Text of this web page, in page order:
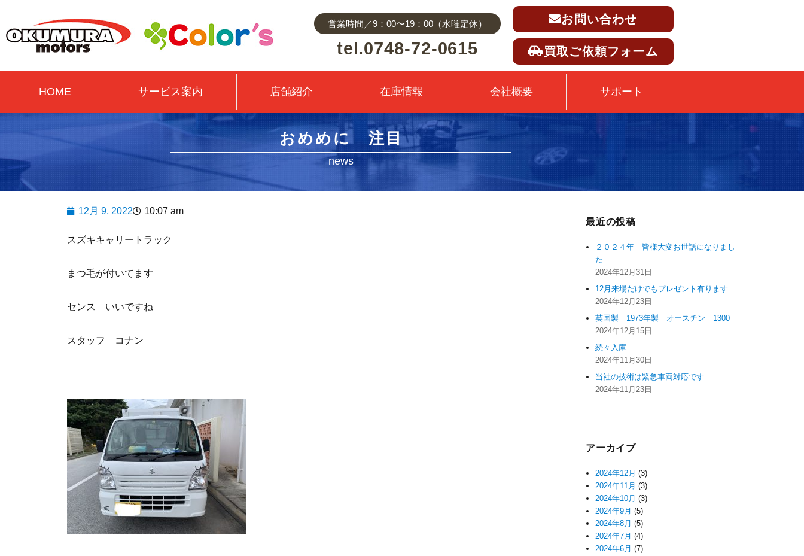
営業時間／9：00〜19：00（水曜定休）
tel.0748-72-0615
お問い合わせ
買取ご依頼フォーム
HOME サービス案内 店舗紹介 在庫情報 会社概要 サポート
おめめに 注目
news
12月 9, 2022 10:07 am
スズキキャリートラック
まつ毛が付いてます
センス いいですね
スタッフ コナン
最近の投稿
２０２４年 皆様大変お世話になりまし
た
2024年12月31日
12月来場だけでもプレゼント有ります
2024年12月23日
英国製 1973年製 オースチン 1300
2024年12月15日
続々入庫
2024年11月30日
当社の技術は緊急車両対応です
2024年11月23日
アーカイブ
2024年12月 (3)
2024年11月 (3)
2024年10月 (3)
2024年9月 (5)
2024年8月 (5)
2024年7月 (4)
2024年6月 (7)